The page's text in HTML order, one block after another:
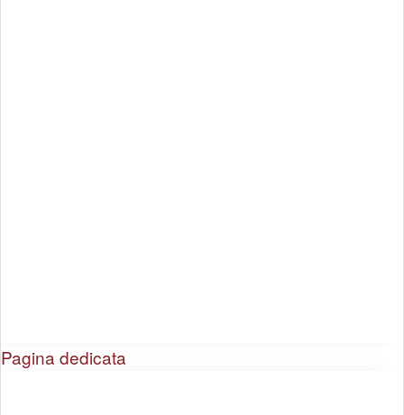
Pagina dedicata